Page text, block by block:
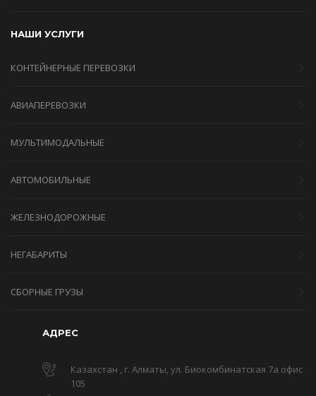
НАШИ УСЛУГИ
КОНТЕЙНЕРНЫЕ ПЕРЕВОЗКИ
АВИАПЕРЕВОЗКИ
МУЛЬТИМОДАЛЬНЫЕ
АВТОМОБИЛЬНЫЕ
ЖЕЛЕЗНОДОРОЖНЫЕ
НЕГАБАРИТЫ
СБОРНЫЕ ГРУЗЫ
АДРЕС
Казахстан , г. Алматы, ул. Биокомбинатская 7а офис
105